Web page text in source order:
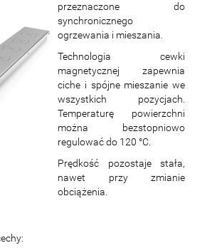
przeznaczone do
synchronicznego
ogrzewania i mieszania.
Technologia cewki
magnetycznej zapewnia
ciche i spójne mieszanie we
wszystkich pozycjach.
Temperaturę powierzchni
można bezstopniowo
regulować do 120 °C.
Prędkość pozostaje stała,
nawet przy zmianie
obciążenia.